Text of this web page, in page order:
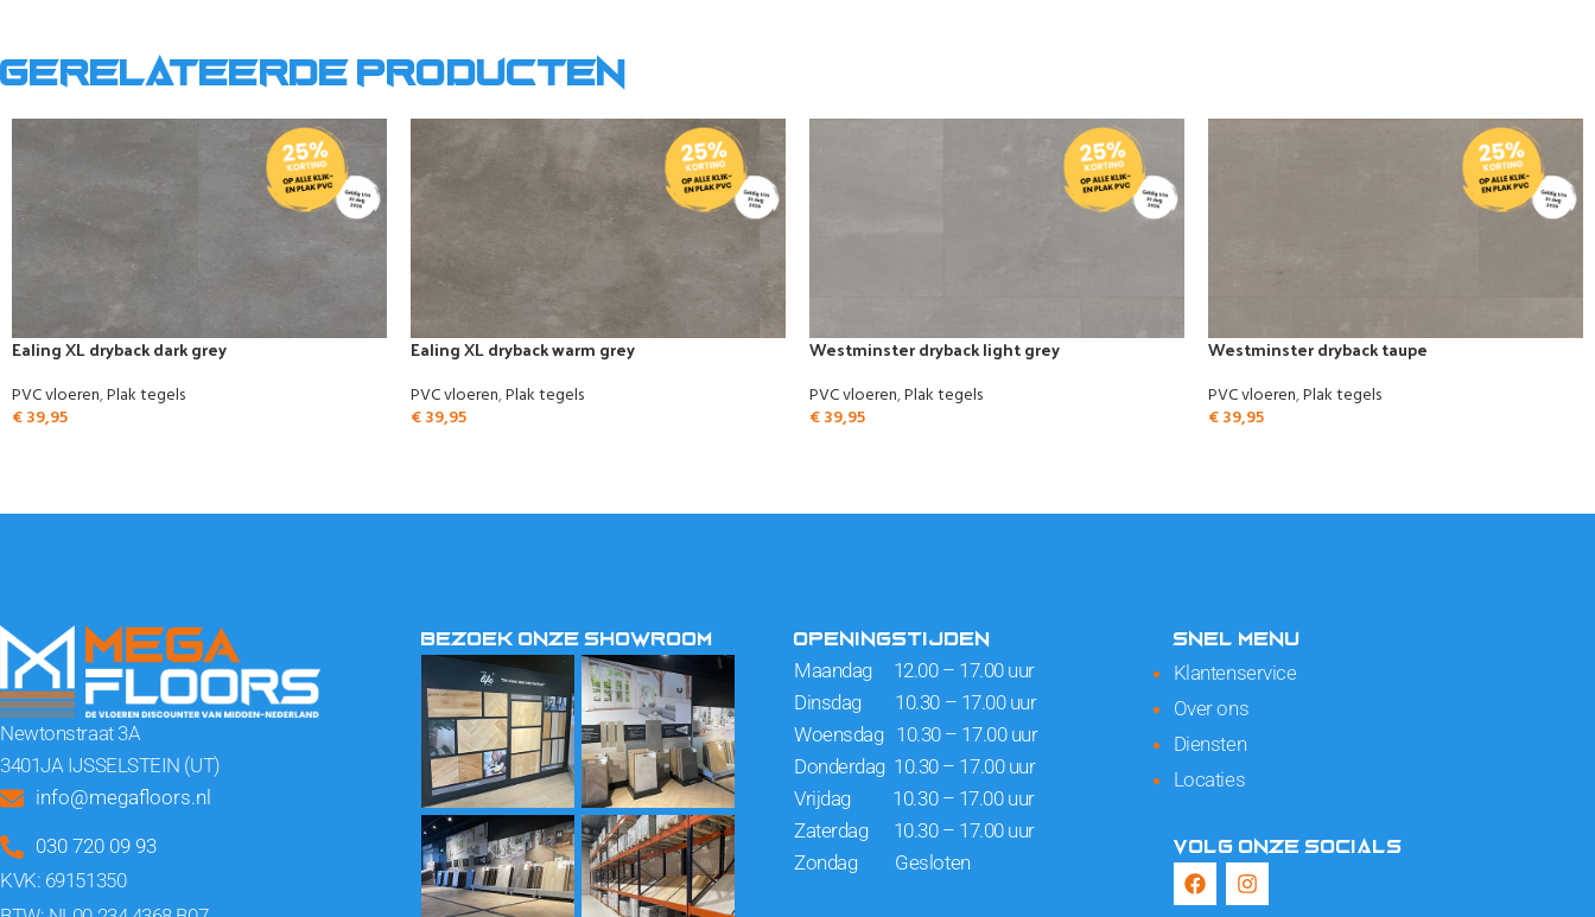
Gerelateerde producten
Ealing XL dryback dark grey
PVC vloeren,Plak tegels
€39,95
Ealing XL dryback warm grey
PVC vloeren,Plak tegels
€39,95
Westminster dryback light grey
PVC vloeren,Plak tegels
€39,95
Westminster dryback taupe
PVC vloeren,Plak tegels
€39,95
Newtonstraat 3A
3401JA IJSSELSTEIN (UT)
info@megafloors.nl
030 720 09 93
KVK: 69151350
BEZOEK ONZE SHOWROOM OPENINGSTIJDEN
Maandag 12.00 – 17.00 uur
Dinsdag 10.30 – 17.00 uur
Woensdag 10.30 – 17.00 uur
Donderdag 10.30 – 17.00 uur
Vrijdag 10.30 – 17.00 uur
Zaterdag 10.30 – 17.00 uur
Zondag Gesloten
SNEL MENU
Klantenservice
Over ons
Diensten
Locaties
VOLG ONZE SOCIALS